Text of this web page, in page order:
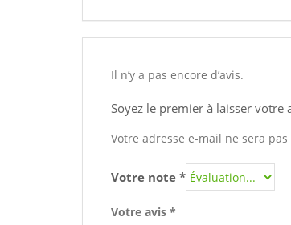
Il n’y a pas encore d’avis.
Soyez le premier à laisser votre
Votre adresse e-mail ne sera
Votre note *
Votre avis *